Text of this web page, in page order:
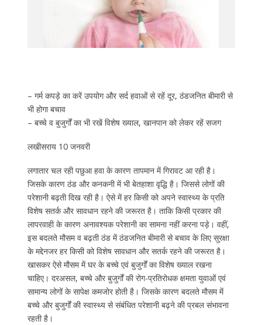
– गर्म कपड़े का करें उपयोग और सर्द हवाओं से रहें दूर, ठंडजनित बीमारी से
भी होगा बचाव
– बच्चे व बुजुर्गों का भी रखें विशेष ख्याल, खानपान को लेकर रहें सजग
लखीसराय 10 जनवरी
लगातार चल रही पछुआ हवा के कारण तापमान में गिरावट आ रही है।
जिसके कारण ठंड और कनकनी में भी बेतहाशा वृद्धि है। जिससे लोगों की
परेशानी बढ़ती दिख रही है। ऐसे में हर किसी को अपने स्वास्थ्य के प्रति
विशेष सतर्क और सावधान रहने की जरूरत है। ताकि किसी प्रकार की
लापरवाही के कारण अनावश्यक परेशानी का सामना नहीं करना पड़े। वहीं,
इस बदलते मौसम व बढ़ती ठंड में ठंडजनित बीमारी से बचाव के लिए सुरक्षा
के मद्देनजर हर किसी को विशेष सावधान और सतर्क रहने की जरूरत है।
खासकर ऐसे मौसम में घर के बच्चे एवं बुजुर्गों का विशेष ख्याल रखना
चाहिए। दरअसल, बच्चे और बुजुर्गों की रोग-प्रतिरोधक क्षमता युवाओं एवं
सामान्य लोगों के सापेक्ष कमजोर होती है। जिसके कारण बदलते मौसम में
बच्चे और बुजुर्गों की स्वास्थ्य से संबंधित परेशानी बढ़ने की प्रबल संभावना
रहती है।